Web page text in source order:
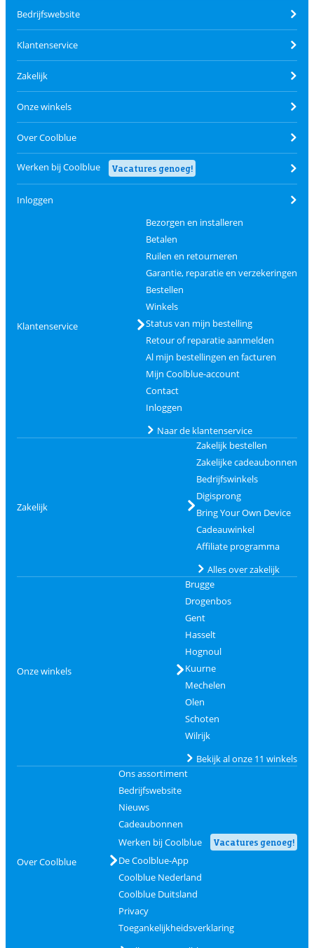
Bedrijfswebsite
Klantenservice
Zakelijk
Onze winkels
Over Coolblue
Werken bij Coolblue Vacatures genoeg!
Inloggen
Klantenservice
Bezorgen en installeren
Betalen
Ruilen en retourneren
Garantie, reparatie en verzekeringen
Bestellen
Winkels
Status van mijn bestelling
Retour of reparatie aanmelden
Al mijn bestellingen en facturen
Mijn Coolblue-account
Contact
Inloggen
Naar de klantenservice
Zakelijk
Zakelijk bestellen
Zakelijke cadeaubonnen
Bedrijfswinkels
Digisprong
Bring Your Own Device
Cadeauwinkel
Affiliate programma
Alles over zakelijk
Onze winkels
Brugge
Drogenbos
Gent
Hasselt
Hognoul
Kuurne
Mechelen
Olen
Schoten
Wilrijk
Bekijk al onze 11 winkels
Over Coolblue
Ons assortiment
Bedrijfswebsite
Nieuws
Cadeaubonnen
Werken bij Coolblue
Vacatures genoeg!
De Coolblue-App
Coolblue Nederland
Coolblue Duitsland
Privacy
Toegankelijkheidsverklaring